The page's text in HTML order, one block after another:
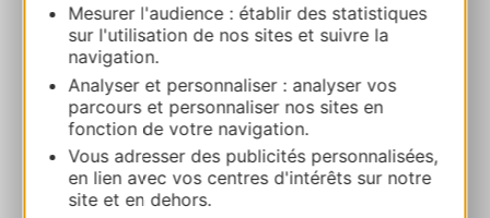
Mesurer l'audience : établir des statistiques
sur l'utilisation de nos sites et suivre la
navigation.
Analyser et personnaliser : analyser vos
parcours et personnaliser nos sites en
fonction de votre navigation.
Vous adresser des publicités personnalisées,
en lien avec vos centres d'intérêts sur notre
site et en dehors.
MORTES
Calcola il tuo percorso
09 86 16 16 21
Facebook